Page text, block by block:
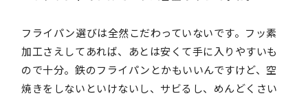
フライパン選びは全然こだわっていないです。フッ素
加工さえしてあれば、あとは安くて手に入りやすいも
ので十分。鉄のフライパンとかもいいんですけど、空
焼きをしないといけないし、サビるし、めんどくさい